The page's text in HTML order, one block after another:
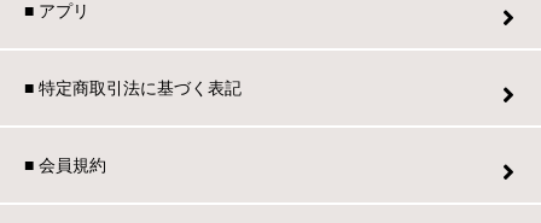
■ アプリ
■ 特定商取引法に基づく表記
■ 会員規約